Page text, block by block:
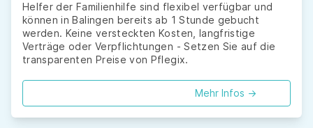
Helfer der Familienhilfe sind flexibel verfügbar und
können in Balingen bereits ab 1 Stunde gebucht
werden. Keine versteckten Kosten, langfristige
Verträge oder Verpflichtungen - Setzen Sie auf die
transparenten Preise von Pflegix.
Mehr Infos ->